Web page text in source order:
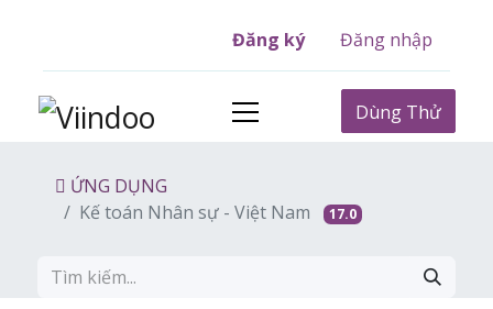
Đăng ký Đăng nhập
Dùng Thử
ỨNG DỤNG
Kế toán Nhân sự - Việt Nam
17.0